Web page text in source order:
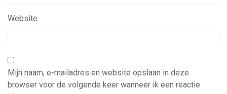
Website
Mijn naam, e-mailadres en website opslaan in deze
browser voor de volgende keer wanneer ik een reactie